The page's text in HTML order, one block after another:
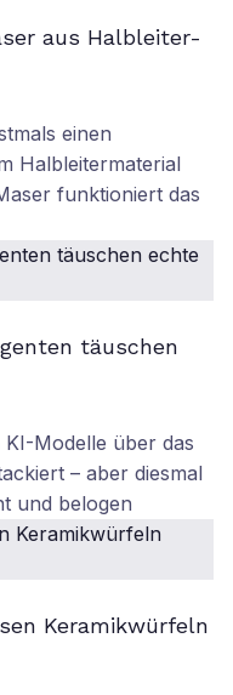
aus Halbleiter-
einen
Halbleitermaterial
funktioniert das
täuschen
Modelle über das
– aber diesmal
und belogen
Keramikwürfeln